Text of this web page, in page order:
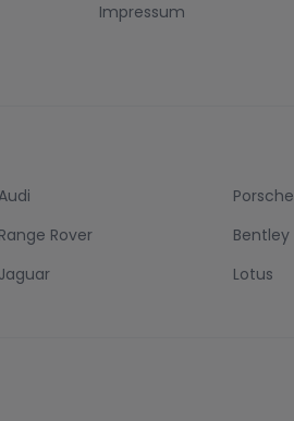
Impressum
Porsche
Range Rover Bentley
Jaguar Lotus